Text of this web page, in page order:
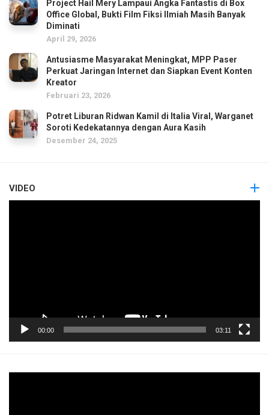
Project Hail Mery Lampaui Angka Fantastis di Box
Office Global, Bukti Film Fiksi Ilmiah Masih Banyak
Diminati
April 29, 2026
Antusiasme Masyarakat Meningkat, MPP Paser
Perkuat Jaringan Internet dan Siapkan Event Konten
Kreator
Februari 23, 2026
Potret Liburan Ridwan Kamil di Italia Viral, Warganet
Soroti Kedekatannya dengan Aura Kasih
Desember 24, 2025
VIDEO
00:00 03:11